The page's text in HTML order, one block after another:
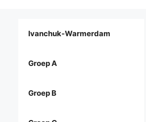
Ivanchuk-Warmerdam
Groep A
Groep B